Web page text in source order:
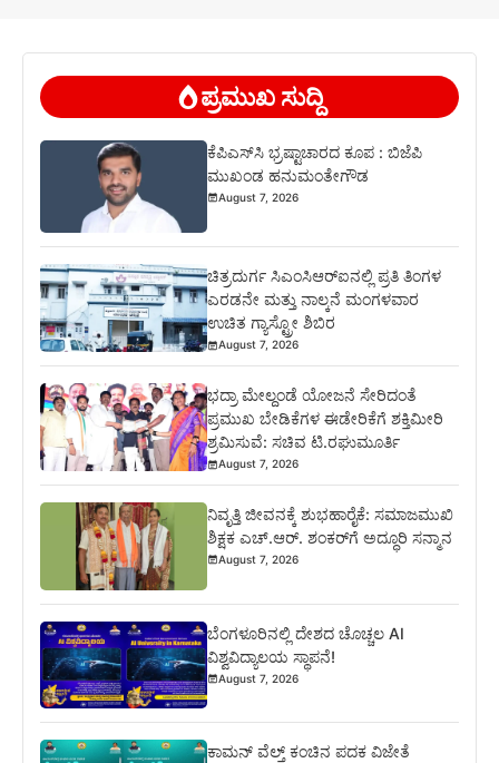
ಪ್ರಮುಖ ಸುದ್ದಿ
ಕೆಪಿಎಸ್‍ಸಿ ಭ್ರಷ್ಟಾಚಾರದ ಕೂಪ : ಬಿಜೆಪಿ
ಮುಖಂಡ ಹನುಮಂತೇಗೌಡ
August 7, 2026
ಚಿತ್ರದುರ್ಗ ಸಿಎಂಸಿಆರ್‍ಐನಲ್ಲಿ ಪ್ರತಿ ತಿಂಗಳ
ಎರಡನೇ ಮತ್ತು ನಾಲ್ಕನೆ ಮಂಗಳವಾರ
ಉಚಿತ ಗ್ಯಾಸ್ಟ್ರೋ ಶಿಬಿರ
August 7, 2026
ಭದ್ರಾ ಮೇಲ್ದಂಡೆ ಯೋಜನೆ ಸೇರಿದಂತೆ
ಪ್ರಮುಖ ಬೇಡಿಕೆಗಳ ಈಡೇರಿಕೆಗೆ ಶಕ್ತಿಮೀರಿ
ಶ್ರಮಿಸುವೆ: ಸಚಿವ ಟಿ.ರಘುಮೂರ್ತಿ
August 7, 2026
ನಿವೃತ್ತಿ ಜೀವನಕ್ಕೆ ಶುಭಹಾರೈಕೆ: ಸಮಾಜಮುಖಿ
ಶಿಕ್ಷಕ ಎಚ್.ಆರ್. ಶಂಕರ್‌ಗೆ ಅದ್ಧೂರಿ ಸನ್ಮಾನ
August 7, 2026
ಬೆಂಗಳೂರಿನಲ್ಲಿ ದೇಶದ ಚೊಚ್ಚಲ AI
ವಿಶ್ವವಿದ್ಯಾಲಯ ಸ್ಥಾಪನೆ!
August 7, 2026
ಕಾಮನ್ ವೆಲ್ತ್ ಕಂಚಿನ ಪದಕ ವಿಜೇತೆ